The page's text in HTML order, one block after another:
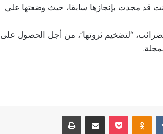
قد مجدت بإنجازها سابقا، حيث وضعتها على
“لتضخيم ثروتها”، من أجل الحصول على
Odnoklassniki
‫Pocket مشاركة عبر البريد طباعة